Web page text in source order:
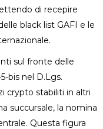
di recepire
black list GAFI e le
sul fronte delle
bis nel D.Lgs.
crypto stabiliti in altri
succursale, la nomina
Questa figura